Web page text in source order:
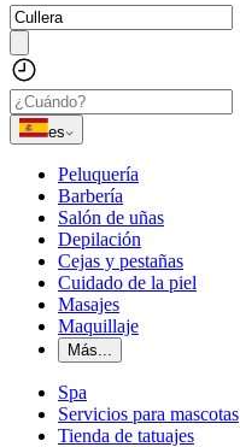
es
Peluquería
Barbería
Salón de uñas
Depilación
Cejas y pestañas
Cuidado de la piel
Masajes
Maquillaje
Más...
Spa
Servicios para mascotas
Tienda de tatuajes